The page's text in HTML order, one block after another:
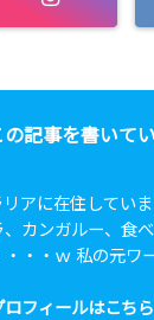
の記事を書いて
アに在住してい
、カンガルー、食
・・ｗ 私の元ワ
ロフィールはこちら